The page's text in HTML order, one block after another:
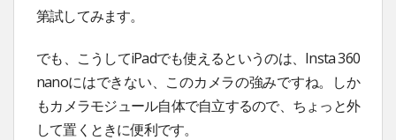
第試してみます。
でも、こうしてiPadでも使えるというのは、Insta 360
nanoにはできない、このカメラの強みですね。しか
もカメラモジュール自体で自立するので、ちょっと外
して置くときに便利です。